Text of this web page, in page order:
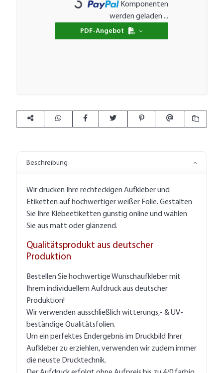
Loading...
Komponenten
werden geladen ...
PDF-Angebot
Beschreibung
Wir drucken Ihre rechteckigen Aufkleber und
Etiketten auf hochwertiger weißer Folie. Gestalten
Sie Ihre Klebeetiketten günstig online und wählen
Sie aus matt oder glänzend.
Qualitätsprodukt aus deutscher
Produktion
Bestellen Sie hochwertige Wunschaufkleber mit
Ihrem individuellem Aufdruck aus deutscher
Produktion!
Wir verwenden ausschließlich witterungs,- & UV-
beständige Qualitätsfolien.
Um ein perfektes Endergebnis im Druckbild Ihrer
Aufkleber zu erziehlen, verwenden wir zudem immer
die neuste Drucktechnik.